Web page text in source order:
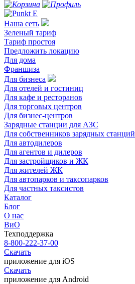
Наша сеть
Зеленый тариф
Тариф простоя
Предложить локацию
Для дома
Франшиза
Для бизнеса
Для отелей и гостиниц
Для кафе и ресторанов
Для торговых центров
Для бизнес-центров
Зарядные станции для АЗС
Для собственников зарядных станций
Для автодилеров
Для агентов и дилеров
Для застройщиков и ЖК
Для жителей ЖК
Для автопарков и таксопарков
Для частных таксистов
Каталог
Блог
О нас
ВиО
Техподдержка
8-800-222-37-00
Скачать
приложение для iOS
Скачать
приложение для Android